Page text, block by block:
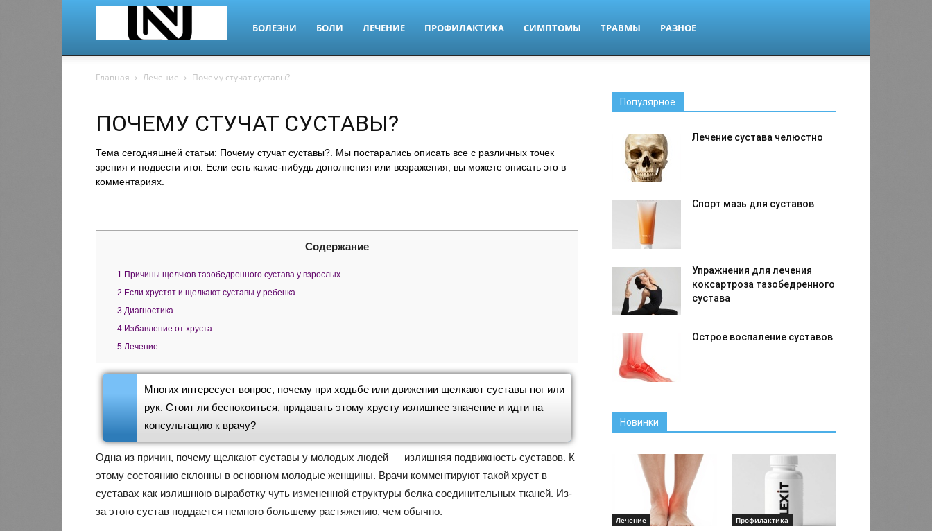
nano-
dr.ru
БОЛЕЗНИ БОЛИ ЛЕЧЕНИЕ ПРОФИЛАКТИКА СИМПТОМЫ ТРАВМЫ РАЗНОЕ
Главная Лечение Почему стучат суставы?
ПОЧЕМУ СТУЧАТ СУСТАВЫ?
Тема сегодняшней статьи: Почему стучат суставы?. Мы постарались описать все с различных точек
зрения и подвести итог. Если есть какие-нибудь дополнения или возражения, вы можете описать это в
комментариях.
Содержание
1 Причины щелчков тазобедренного сустава у взрослых
2 Если хрустят и щелкают суставы у ребенка
3 Диагностика
4 Избавление от хруста
5 Лечение
Многих интересует вопрос, почему при ходьбе или движении щелкают суставы ног или
рук. Стоит ли беспокоиться, придавать этому хрусту излишнее значение и идти на
консультацию к врачу?
Одна из причин, почему щелкают суставы у молодых людей — излишняя подвижность суставов. К
этому состоянию склонны в основном молодые женщины. Врачи комментируют такой хруст в
суставах как излишнюю выработку чуть измененной структуры белка соединительных тканей. Из-
за этого сустав поддается немного большему растяжению, чем обычно.
Популярное
Лечение сустава челюстно
Спорт мазь для суставов
Упражнения для лечения
коксартроза тазобедренного
сустава
Острое воспаление суставов
Новинки
Лечение Профилактика